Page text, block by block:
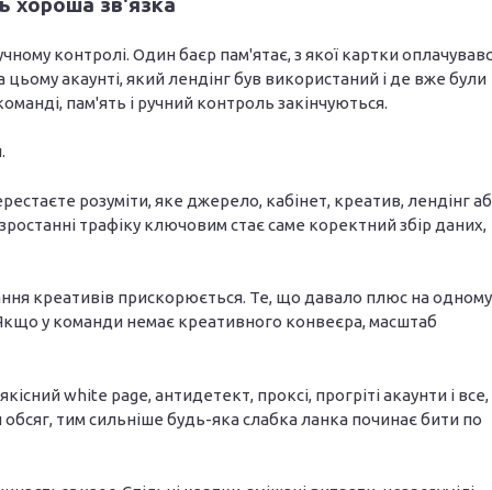
хороша зв'язка
контролі. Один баєр пам'ятає, з якої картки
цьому акаунті, який лендінг був використаний і де вже були
пам'ять і ручний контроль закінчуються.
розуміти, яке джерело, кабінет, креатив, лендінг
трафіку ключовим стає саме коректний збір даних,
креативів прискорюється. Те, що давало плюс на одному
у команди немає креативного конвеєра, масштаб
white page, антидетект, проксі, прогріті акаунти і все,
тим сильніше будь-яка слабка ланка починає бити по